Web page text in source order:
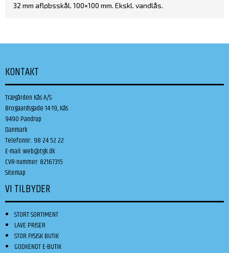
32 mm afløbsskål. 100×100 mm. Ekskl. vandlås.
KONTAKT
Trægården Kås A/S
Brogaardsgade 14-19, Kås
9490 Pandrup
Danmark
Telefonnr.: 98 24 52 22
E-mail:web@tgk.dk
CVR-nummer: 82167315
Sitemap
VI TILBYDER
STORT SORTIMENT
LAVE PRISER
STOR FYSISK BUTIK
GODKENDT E-BUTIK